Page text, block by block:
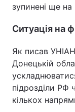
зупинені ще на
Ситуація на
Як писав
Донецькій
підрозділи РФ
кількох